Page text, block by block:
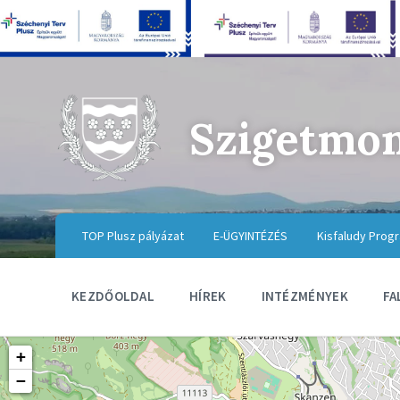
TOP Plusz pályázat E-ÜGYINTÉZÉS Kisfaludy
KEZDŐOLDAL HÍREK INTÉZMÉNYEK
+
−